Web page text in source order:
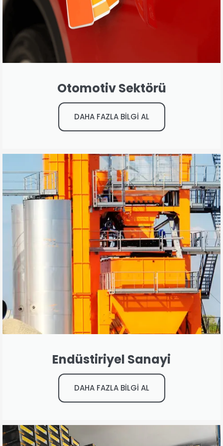
Otomotiv Sektörü
DAHA FAZLA BİLGİ AL
Endüstiriyel Sanayi
DAHA FAZLA BİLGİ AL